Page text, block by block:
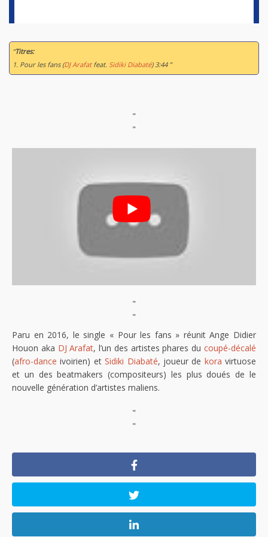
“Titres:
1. Pour les fans (DJ Arafatfeat. Sidiki Diabaté) 3:44 ”
"
"
"
"
Paru en 2016, le single « Pour les fans » réunit Ange Didier
Houon aka DJ Arafat, l’un des artistes phares ducoupé-décalé
(afro-dance ivoirien) etSidiki Diabaté, joueur de kora virtuose
et un des beatmakers (compositeurs) les plus doués de le
nouvelle génération d’artistes maliens.
"
"